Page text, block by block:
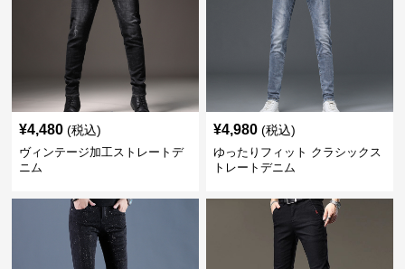
¥4,480 (税込)
ヴィンテージ加工ストレートデ
ニム
¥4,980 (税込)
ゆったりフィット クラシックス
トレートデニム